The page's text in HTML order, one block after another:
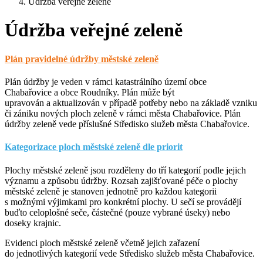
Údržba veřejné zeleně
Plán pravidelné údržby městské zeleně
Plán údržby je veden v rámci katastrálního území obce
Chabařovice a obce Roudníky. Plán může být
upravován a aktualizován v případě potřeby nebo na základě vzniku
či zániku nových ploch zeleně v rámci města Chabařovice. Plán
údržby zeleně vede příslušné Středisko služeb města Chabařovice.
Kategorizace ploch městské zeleně dle priorit
Plochy městské zeleně jsou rozděleny do tří kategorií podle jejich
významu a způsobu údržby. Rozsah zajišťované péče o plochy
městské zeleně je stanoven jednotně pro každou kategorii
s možnými výjimkami pro konkrétní plochy. U sečí se provádějí
buďto celoplošné seče, částečné (pouze vybrané úseky) nebo
doseky krajnic.
Evidenci ploch městské zeleně včetně jejich zařazení
do jednotlivých kategorií vede Středisko služeb města Chabařovice.